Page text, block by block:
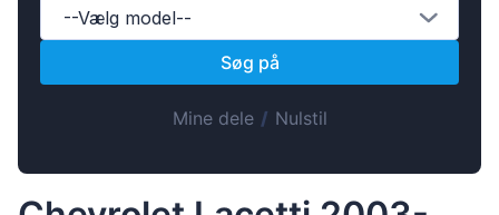
Lietuvių
Hrvatski
Português
--Vælg model--
Søg på
Mine dele/ Nulstil